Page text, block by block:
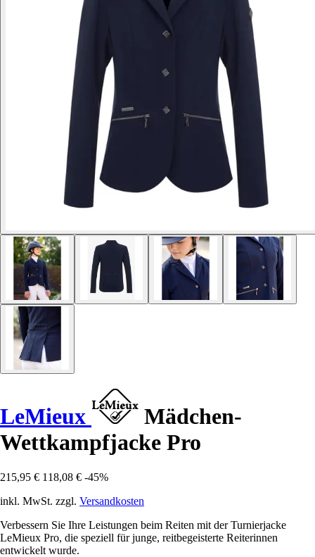
LeMieux
Mädchen-
Wettkampfjacke Pro
215,95 € 118,08 € -45%
inkl. MwSt. zzgl. Versandkosten
Verbessern Sie Ihre Leistungen beim Reiten mit der Turnierjacke
LeMieux Pro, die speziell für junge, reitbegeisterte Reiterinnen
entwickelt wurde.